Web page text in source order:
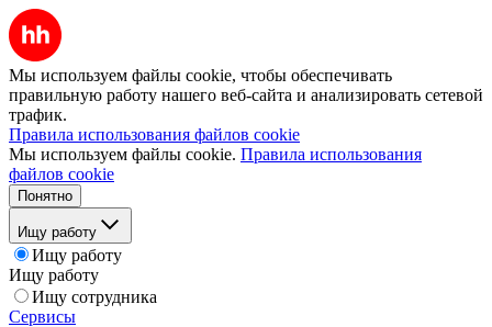
Мы используем файлы cookie, чтобы обеспечивать
правильную работу нашего веб-сайта и анализировать сетевой
трафик.
Правила использования файлов cookie
Мы используем файлы cookie. Правила использования
файлов cookie
Понятно
Ищу работу
Ищу работу
Ищу работу
Ищу сотрудника
Сервисы